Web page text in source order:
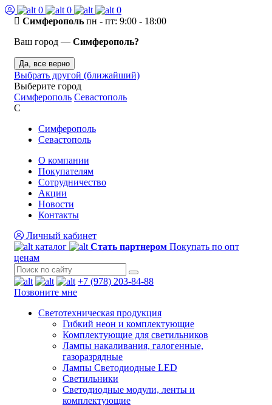
0 0
0
Симферополь пн - пт: 9:00 - 18:00
Ваш город — Симферополь?
Да, все верно
Выбрать другой (ближайший)
Выберите город
Симферополь Севастополь
С
Симферополь
Севастополь
О компании
Покупателям
Сотрудничество
Акции
Новости
Контакты
Личный кабинет
каталог
Стать партнером Покупать по опт
ценам
+7 (978) 203-84-88
Позвоните мне
Светотехническая продукция
Гибкий неон и комплектующие
Комплектующие для светильников
Лампы накаливания, галогенные,
газоразрядные
Лампы Светодиодные LED
Светильники
Светодиодные модули, ленты и
комплектующие